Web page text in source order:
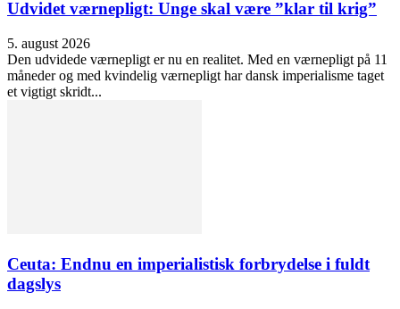
Udvidet værnepligt: Unge skal være ”klar til krig”
5. august 2026
Den udvidede værnepligt er nu en realitet. Med en værnepligt på 11
måneder og med kvindelig værnepligt har dansk imperialisme taget
et vigtigt skridt...
Ceuta: Endnu en imperialistisk forbrydelse i fuldt
dagslys